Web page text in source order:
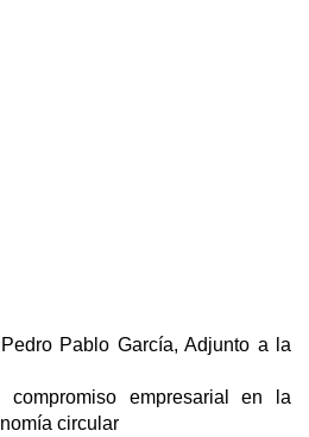
Pablo García, Adjunto a la
empresarial en la
circular